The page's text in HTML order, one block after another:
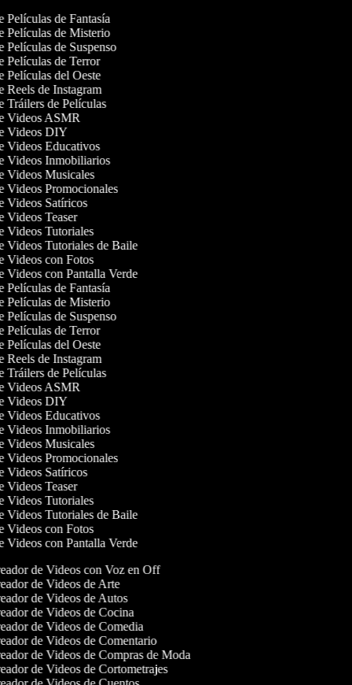
Películas de Fantasía
Películas de Misterio
Películas de Suspenso
Películas de Terror
Películas del Oeste
Reels de Instagram
Tráilers de Películas
Videos ASMR
Videos DIY
Videos Educativos
Videos Inmobiliarios
Videos Musicales
Videos Promocionales
Videos Satíricos
Videos Teaser
Videos Tutoriales
Videos Tutoriales de Baile
Videos con Fotos
Videos con Pantalla Verde
Películas de Fantasía
Películas de Misterio
Películas de Suspenso
Películas de Terror
Películas del Oeste
Reels de Instagram
Tráilers de Películas
Videos ASMR
Videos DIY
Videos Educativos
Videos Inmobiliarios
Videos Musicales
Videos Promocionales
Videos Satíricos
Videos Teaser
Videos Tutoriales
Videos Tutoriales de Baile
Videos con Fotos
Videos con Pantalla Verde
de Videos con Voz en Off
de Videos de Arte
de Videos de Autos
de Videos de Cocina
de Videos de Comedia
de Videos de Comentario
de Videos de Compras de Moda
de Videos de Cortometrajes